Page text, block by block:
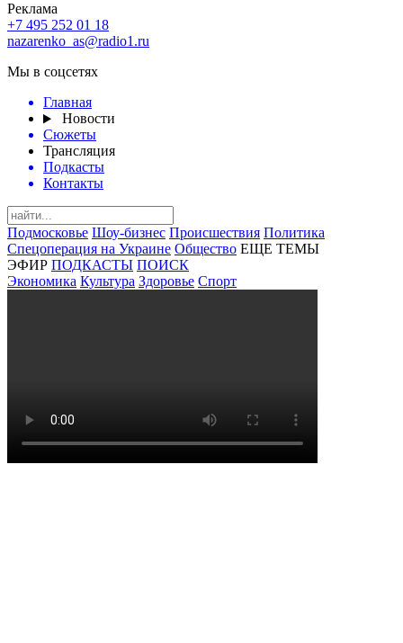
Реклама
+7 495 252 01 18
nazarenko_as@radio1.ru
Мы в соцсетях
Главная
Новости
Сюжеты
Трансляция
Подкасты
Контакты
Подмосковье Шоу-бизнес Происшествия Политика
Спецоперация на Украине Общество ЕЩЕ ТЕМЫ
ЭФИР ПОДКАСТЫ ПОИСК
Экономика Культура Здоровье Спорт